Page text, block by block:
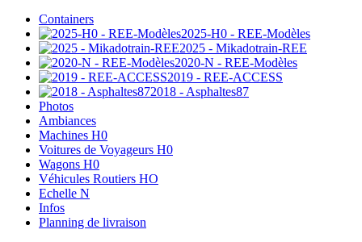
Containers
2025-H0 - REE-Modèles
2025 - Mikadotrain-REE
2020-N - REE-Modèles
2019 - REE-ACCESS
2018 - Asphaltes87
Photos
Ambiances
Machines H0
Voitures de Voyageurs H0
Wagons H0
Véhicules Routiers HO
Echelle N
Infos
Planning de livraison